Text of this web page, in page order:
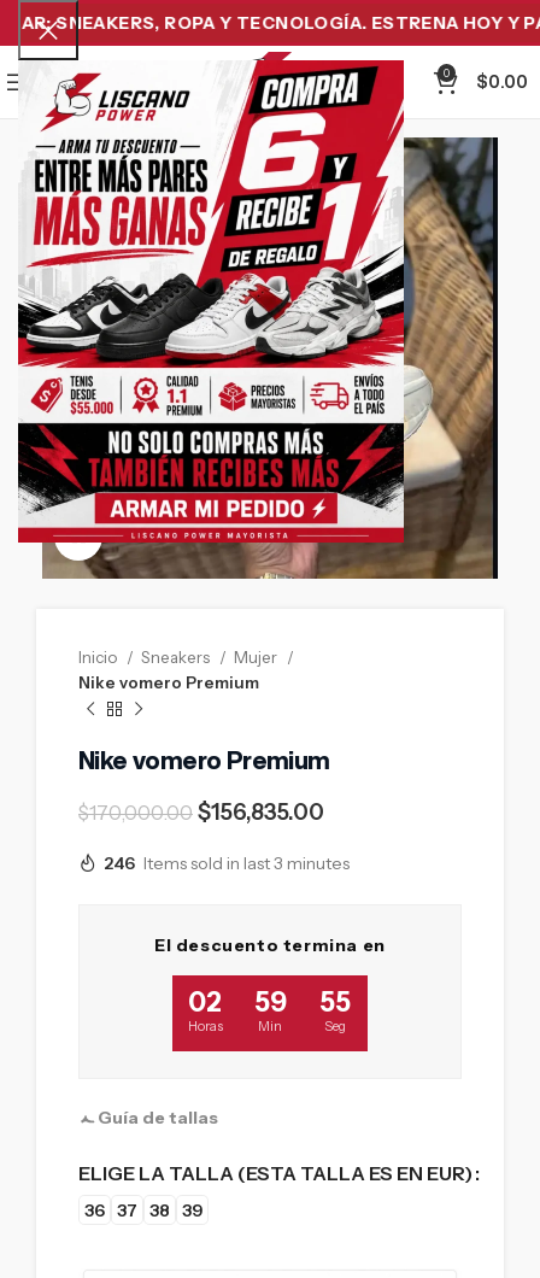
SNEAKERS, ROPA Y TECNOLOGÍA. ESTRENA HOY Y
Menu
0
$0.00
-8%
Click to enlarge
Inicio Sneakers
Mujer
Nike vomero Premium
Nike vomero Premium
$170,000.00 $156,835.00
246 Items sold in last 3 minutes
El descuento termina en
02
Horas
59
Min
54
Seg
Guía de tallas
ELIGE LA TALLA (ESTA TALLA ES EN EUR)
36 37 38 39